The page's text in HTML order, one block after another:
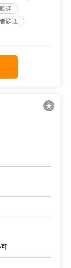
迎
歓迎